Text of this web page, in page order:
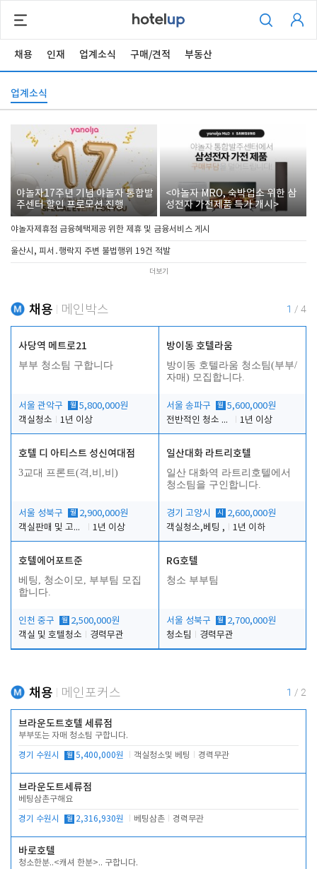
채용 인재 업계소식 구매/견적 부동산
업계소식
야놀자17주년 기념 야놀자 통합발
주센터 할인 프로모션 진행
<야놀자 MRO, 숙박업소 위한 삼
성전자 가전제품 특가 개시>
야놀자제휴점 금융혜택제공 위한 제휴 및 금융서비스 게시
울산시, 피서․행락지 주변 불법행위 19건 적발
더보기
채용 메인박스 1 / 4
사당역 메트로21
부부 청소팀 구합니다
서울 관악구 월 5,800,000원
객실청소
1년 이상
방이동 호텔라움
방이동 호텔라움 청소팀(부부/
자매) 모집합니다.
서울 송파구 월 5,600,000원
전반적인 청소 업무(객실청소.객실정리)
1년 이상
호텔 디 아티스트 성신여대점
3교대 프론트(격,비,비)
서울 성북구 월 2,900,000원
객실판매 및 고객응대
1년 이상
일산대화 라트리호텔
일산 대화역 라트리호텔에서
청소팀을 구인합니다.
경기 고양시 시
2,600,000원
객실청소,베팅 ,
1년 이하
호텔에어포트준
베팅, 청소이모, 부부팀 모집
합니다.
인천 중구 월 2,500,000원
객실 및 호텔청소
경력무관
RG호텔
청소 부부팀
서울 성북구 월 2,700,000원
청소팀
경력무관
채용 메인포커스 1 / 2
브라운도트호텔 세류점
부부또는 자매 청소팀 구합니다.
경기 수원시 월 5,400,000원 객실청소및 베팅 경력무관
브라운도트세류점
베팅삼촌구해요
경기 수원시 월 2,316,930원 베팅삼촌 경력무관
바로호텔
청소한분..<캐셔 한분>.. 구합니다.